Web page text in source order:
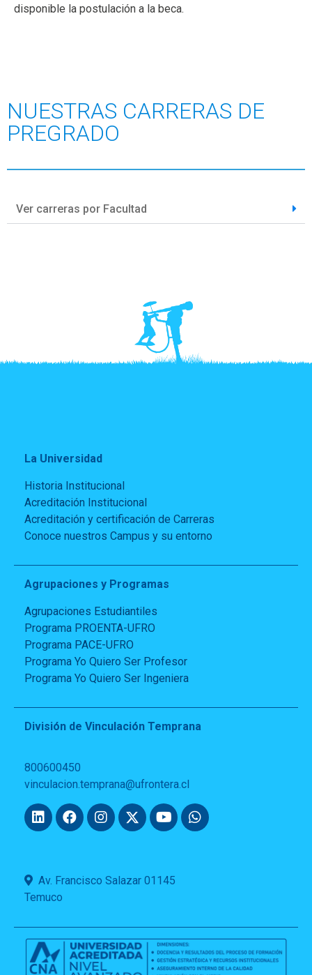
disponible la postulación a la beca.
NUESTRAS CARRERAS DE
PREGRADO
Ver carreras por Facultad
La Universidad
Historia Institucional
Acreditación Institucional
Acreditación y certificación de Carreras
Conoce nuestros Campus y su entorno
Agrupaciones y Programas
Agrupaciones Estudiantiles
Programa PROENTA-UFRO
Programa PACE-UFRO
Programa Yo Quiero Ser Profesor
Programa Yo Quiero Ser Ingeniera
División de Vinculación Temprana
800600450
vinculacion.temprana@ufrontera.cl
Av. Francisco Salazar 01145
Temuco